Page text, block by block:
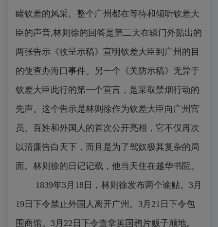
睹钦差的风采。整个广州都在等待和倾听钦差大
臣的声音,林则徐的回答是第二天在辕门外贴出的
两张告示《收呈示稿》宣明钦差大臣到广州的目
的使查办海口事件。另一个《关防示稿》无异于
钦差大臣此行的第一个宣言，是采取禁烟行动的
先声。这个告示是林则徐作为钦差大臣向广州官
员、百姓和外国人的首次公开亮相，它不仅再次
以清廉告白天下，而且是为了驾奴极其复杂的局
面。林则徐的日记记载，他当天住在越华书院。
1839年3月18日，林则徐发布两个谕贴。3月
19日下令禁止外国人离开广州。3月21日下令包
围商馆。3月22日下令查拿英国鸦片贩子颠地。